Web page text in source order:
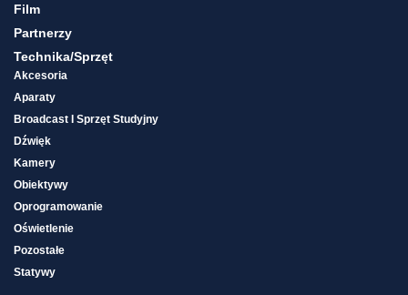
Film
Partnerzy
Technika/sprzęt
Akcesoria
Aparaty
Broadcast I Sprzęt Studyjny
Dźwięk
Kamery
Obiektywy
Oprogramowanie
Oświetlenie
Pozostałe
Statywy